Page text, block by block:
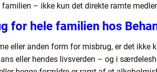
– ikke kun det direkte ramte
for hele familien hos
eller anden form for misbrug, er det ikke
eller hendes livsverden – og i